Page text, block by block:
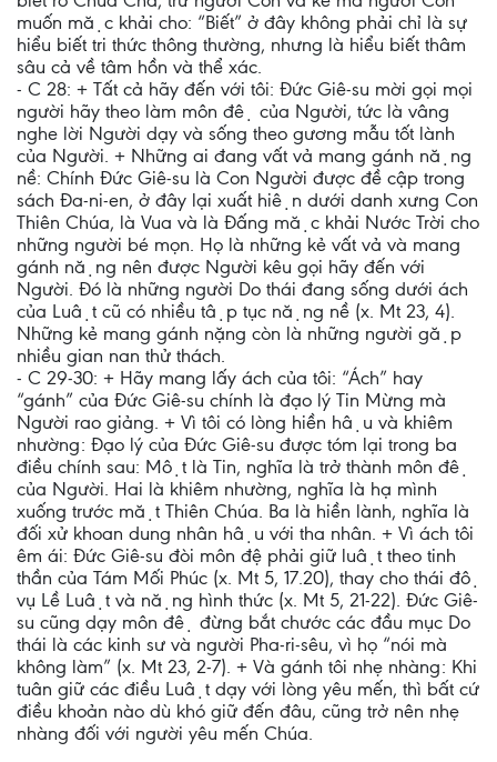
muốn mặc khải cho: “Biết” ở đây không phải chỉ là sự
hiểu biết tri thức thông thường, nhưng là hiểu biết thâm
sâu cả về tâm hồn và thể xác.
- C 28: + Tất cả hãy đến với tôi: Đức Giê-su mời gọi mọi
người hãy theo làm môn đệ của Người, tức là vâng
nghe lời Người dạy và sống theo gương mẫu tốt lành
của Người. + Những ai đang vất vả mang gánh nặng
nề: Chính Đức Giê-su là Con Người được đề cập trong
sách Đa-ni-en, ở đây lại xuất hiện dưới danh xưng Con
Thiên Chúa, là Vua và là Đấng mặc khải Nước Trời cho
những người bé mọn. Họ là những kẻ vất vả và mang
gánh nặng nên được Người kêu gọi hãy đến với
Người. Đó là những người Do thái đang sống dưới ách
của Luật cũ có nhiều tập tục nặng nề (x. Mt 23, 4).
Những kẻ mang gánh nặng còn là những người gặp
nhiều gian nan thử thách.
- C 29-30: + Hãy mang lấy ách của tôi: “Ách” hay
“gánh” của Đức Giê-su chính là đạo lý Tin Mừng mà
Người rao giảng. + Vì tôi có lòng hiền hậu và khiêm
nhường: Đạo lý của Đức Giê-su được tóm lại trong ba
điều chính sau: Một là Tin, nghĩa là trở thành môn đệ
của Người. Hai là khiêm nhường, nghĩa là hạ mình
xuống trước mặt Thiên Chúa. Ba là hiền lành, nghĩa là
đối xử khoan dung nhân hậu với tha nhân. + Vì ách tôi
êm ái: Đức Giê-su đòi môn đệ phải giữ luật theo tinh
thần của Tám Mối Phúc (x. Mt 5, 17.20), thay cho thái độ
vụ Lề Luật và nặng hình thức (x. Mt 5, 21-22). Đức Giê-
su cũng dạy môn đệ đừng bắt chước các đầu mục Do
thái là các kinh sư và người Pha-ri-sêu, vì họ “nói mà
không làm” (x. Mt 23, 2-7). + Và gánh tôi nhẹ nhàng: Khi
tuân giữ các điều Luật dạy với lòng yêu mến, thì bất cứ
điều khoản nào dù khó giữ đến đâu, cũng trở nên nhẹ
nhàng đối với người yêu mến Chúa.